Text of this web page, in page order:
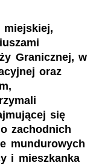
Granicznej, w
oraz
się
zachodnich
mundurowych
i mieszkanka